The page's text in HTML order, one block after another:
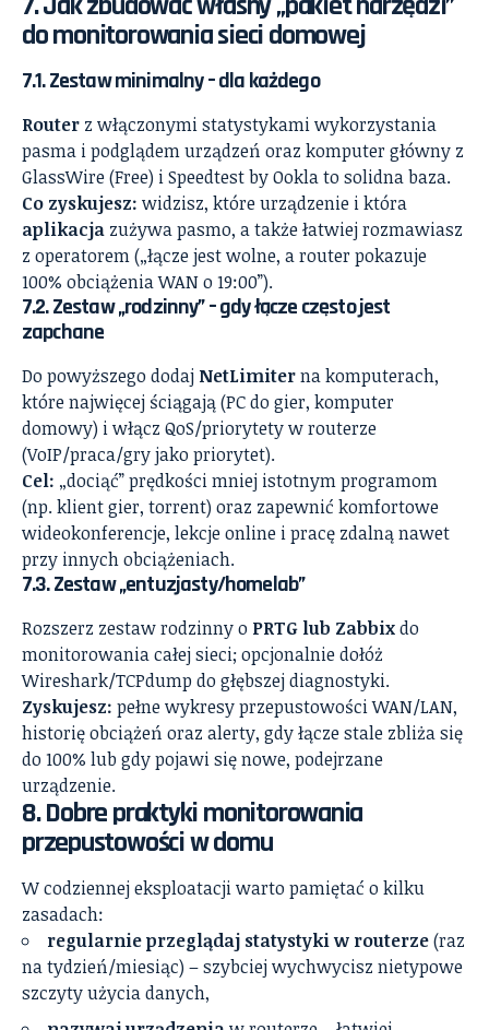
do monitorowania sieci domowej
7.1. Zestaw minimalny – dla każdego
Router z włączonymi statystykami wykorzystania
pasma i podglądem urządzeń oraz komputer główny z
GlassWire (Free) i Speedtest by Ookla to solidna baza.
Co zyskujesz: widzisz, które urządzenie i która
aplikacja zużywa pasmo, a także łatwiej rozmawiasz
z operatorem („łącze jest wolne, a router pokazuje
100% obciążenia WAN o 19:00”).
7.2. Zestaw „rodzinny” – gdy łącze często jest
zapchane
Do powyższego dodaj NetLimiterna komputerach,
które najwięcej ściągają (PC do gier, komputer
domowy) i włącz QoS/priorytety w routerze
(VoIP/praca/gry jako priorytet).
Cel: „dociąć” prędkości mniej istotnym programom
(np. klient gier, torrent) oraz zapewnić komfortowe
wideokonferencje, lekcje online i pracę zdalną nawet
przy innych obciążeniach.
7.3. Zestaw „entuzjasty/homelab”
Rozszerz zestaw rodzinny o PRTG lub Zabbixdo
monitorowania całej sieci; opcjonalnie dołóż
Wireshark/TCPdump do głębszej diagnostyki.
Zyskujesz: pełne wykresy przepustowości WAN/LAN,
historię obciążeń oraz alerty, gdy łącze stale zbliża się
do 100% lub gdy pojawi się nowe, podejrzane
urządzenie.
8. Dobre praktyki monitorowania
przepustowości w domu
W codziennej eksploatacji warto pamiętać o kilku
zasadach:
regularnie przeglądaj statystyki w routerze(raz
na tydzień/miesiąc) – szybciej wychwycisz nietypowe
szczyty użycia danych,